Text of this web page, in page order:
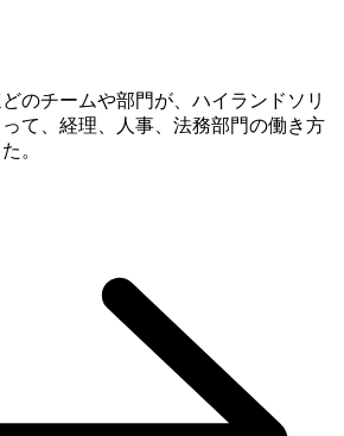
のチームや部門が、ハイランドソリ
て、経理、人事、法務部門の働き方
。